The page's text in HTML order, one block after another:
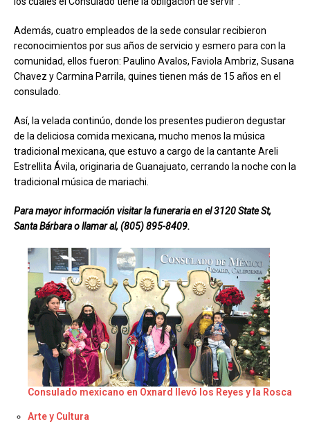
Además, cuatro empleados de la sede consular recibieron
reconocimientos por sus años de servicio y esmero para con la
comunidad, ellos fueron: Paulino Avalos, Faviola Ambriz, Susana
Chavez y Carmina Parrila, quines tienen más de 15 años en el
consulado.
Así, la velada continúo, donde los presentes pudieron degustar
de la deliciosa comida mexicana, mucho menos la música
tradicional mexicana, que estuvo a cargo de la cantante Areli
Estrellita Ávila, originaria de Guanajuato, cerrando la noche con la
tradicional música de mariachi.
Para mayor información visitar la funeraria en el 3120 State St,
Santa Bárbara o llamar al, (805) 895-8409.
Consulado mexicano en Oxnard llevó los Reyes y la Rosca
Respecto a
Arte y Cultura